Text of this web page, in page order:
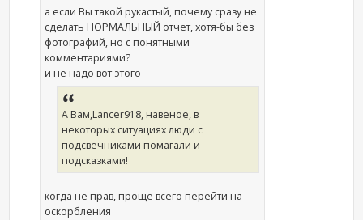
а если Вы такой рукастый, почему сразу не
сделать НОРМАЛЬНЫЙ отчет, хотя-бы без
фотографий, но с понятными
комментариями?
и не надо вот этого
А Вам,Lancer918, навеное, в
некоторых ситуациях люди с
подсвечниками помагали и
подсказками!
когда не прав, проще всего перейти на
оскорбления